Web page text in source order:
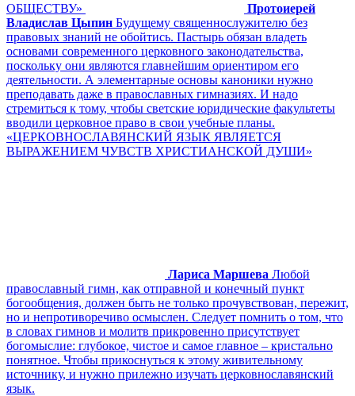
ОБЩЕСТВУ»
Протоиерей
Владислав Цыпин Будущему священнослужителю без
правовых знаний не обойтись. Пастырь обязан владеть
основами современного церковного законодательства,
поскольку они являются главнейшим ориентиром его
деятельности. А элементарные основы каноники нужно
преподавать даже в православных гимназиях. И надо
стремиться к тому, чтобы светские юридические факультеты
вводили церковное право в свои учебные планы.
«ЦЕРКОВНОСЛАВЯНСКИЙ ЯЗЫК ЯВЛЯЕТСЯ
ВЫРАЖЕНИЕМ ЧУВСТВ ХРИСТИАНСКОЙ ДУШИ»
Лариса Маршева Любой
православный гимн, как отправной и конечный пункт
богообщения, должен быть не только прочувствован, пережит,
но и непротиворечиво осмыслен. Следует помнить о том, что
в словах гимнов и молитв прикровенно присутствует
богомыслие: глубокое, чистое и самое главное – кристально
понятное. Чтобы прикоснуться к этому живительному
источнику, и нужно прилежно изучать церковнославянский
язык.